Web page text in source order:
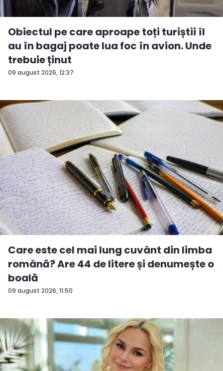
09 august 2026, 12:37
Obiectul pe care aproape toți turiștii îl
au în bagaj poate lua foc în avion. Unde
trebuie ținut
09 august 2026, 11:50
Care este cel mai lung cuvânt din limba
română? Are 44 de litere și denumește o
boală